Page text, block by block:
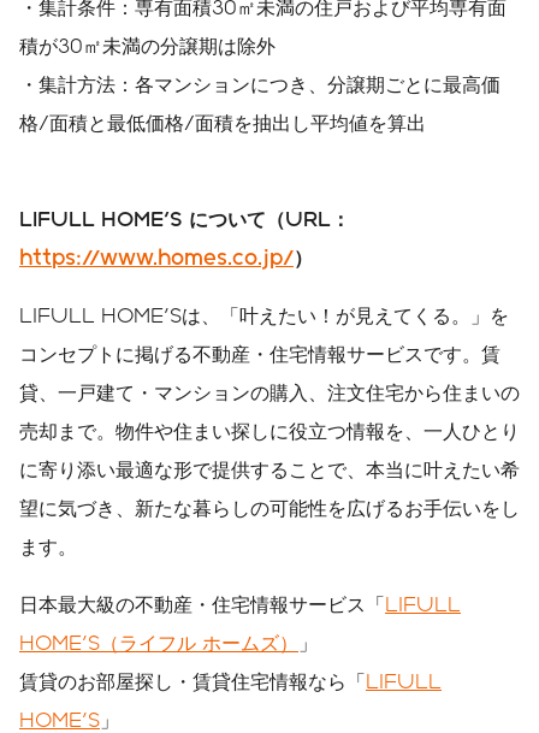
・集計条件：専有面積30㎡未満の住戸および平均専有面
積が30㎡未満の分譲期は除外
・集計方法：各マンションにつき、分譲期ごとに最高価
格/面積と最低価格/面積を抽出し平均値を算出
LIFULL HOME'S について（URL ：
https://www.homes.co.jp/）
LIFULL HOME'Sは、「叶えたい！が見えてくる。」を
コンセプトに掲げる不動産・住宅情報サービスです。賃
貸、一戸建て・マンションの購入、注文住宅から住まいの
売却まで。物件や住まい探しに役立つ情報を、一人ひとり
に寄り添い最適な形で提供することで、本当に叶えたい希
望に気づき、新たな暮らしの可能性を広げるお手伝いをし
ます。
日本最大級の不動産・住宅情報サービス「LIFULL
HOME'S（ライフル ホームズ）
」
賃貸のお部屋探し・賃貸住宅情報なら「LIFULL
HOME'S 」